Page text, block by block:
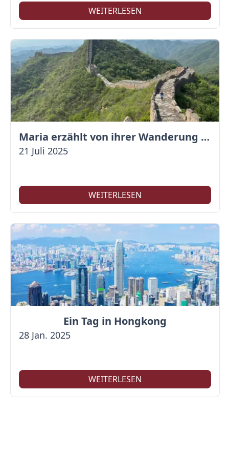
WEITERLESEN
Maria erzählt von ihrer Wanderung auf der Großen Mauer
21 Juli 2025
WEITERLESEN
Ein Tag in Hongkong
28 Jan. 2025
WEITERLESEN